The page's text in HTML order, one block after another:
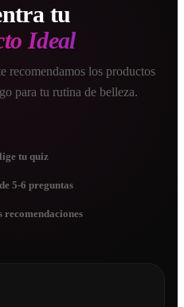
tu
Ideal
recomendamos los productos
para tu rutina de belleza.
tu quiz
5-6 preguntas
recomendaciones